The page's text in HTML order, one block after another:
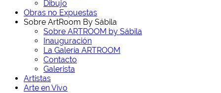
Dibujo
Obras no Expuestas
Sobre ArtRoom By Sábila
Sobre ARTROOM by Sábila
Inauguración
La Galería ARTROOM
Contacto
Galerista
Artistas
Arte en Vivo